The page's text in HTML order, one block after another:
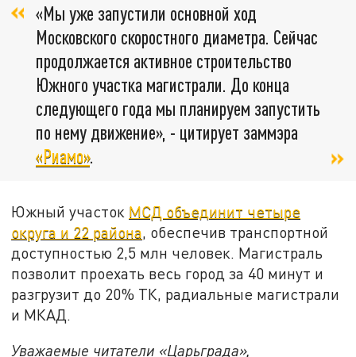
«Мы уже запустили основной ход
Московского скоростного диаметра. Сейчас
продолжается активное строительство
Южного участка магистрали. До конца
следующего года мы планируем запустить
по нему движение», - цитирует заммэра
«Риамо».
Южный участок МСД объединит четыре
округа и 22 района, обеспечив транспортной
доступностью 2,5 млн человек. Магистраль
позволит проехать весь город за 40 минут и
разгрузит до 20% ТК, радиальные магистрали
и МКАД.
Уважаемые читатели «Царьграда»,